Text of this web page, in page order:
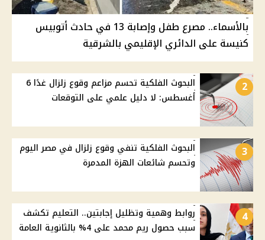
بالأسماء.. مصرع طفل وإصابة 13 في حادث أتوبيس
كنيسة على الدائري الإقليمي بالشرقية
2
البحوث الفلكية تحسم مزاعم وقوع زلزال غدًا 6
أغسطس: لا دليل علمي على التوقعات
3
البحوث الفلكية تنفي وقوع زلزال في مصر اليوم
وتحسم شائعات الهزة المدمرة
4
روابط وهمية وتظليل إجابتين.. التعليم تكشف
سبب حصول ريم محمد على 4% بالثانوية العامة